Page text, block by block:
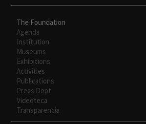
The Foundation
Agenda
Institution
Museums
Exhibitions
Activities
Publications
Press Dept
Videoteca
Transparencia